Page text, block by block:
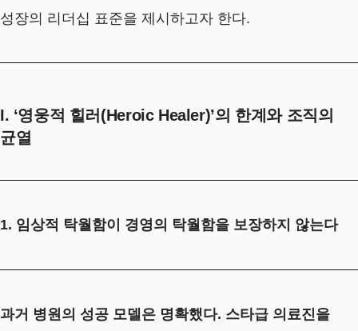
성장의 리더십 표준을 제시하고자 한다.
I. ‘영웅적 힐러(Heroic Healer)’의 한계와 조직의
균열
1. 임상적 탁월함이 경영의 탁월함을 보장하지 않는다
과거 병원의 성공 모델은 명확했다. 스타급 의료진을